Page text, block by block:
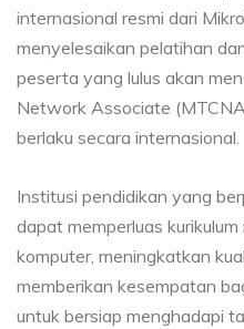
internasional resmi dari
menyelesaikan pelatihan
peserta yang lulus akan
Network Associate
berlaku secara internasional.
Institusi pendidikan yang
dapat memperluas
komputer, meningkatkan
memberikan kesempatan
untuk bersiap menghadapi